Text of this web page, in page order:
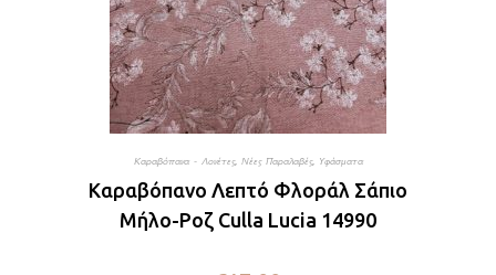
Καραβόπανα - Λονέτες, Νέες Παραλαβές, Υφάσματα
Καραβόπανο Λεπτό Φλοράλ Σάπιο
Μήλο-Ροζ Culla Lucia 14990